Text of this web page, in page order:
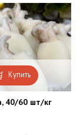
Купить
40/60 шт/кг